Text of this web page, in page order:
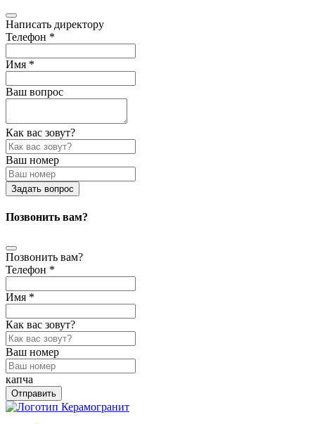
Написать директору
Телефон *
Имя *
Ваш вопрос
Как вас зовут?
Ваш номер
Задать вопрос
Позвонить вам?
Позвонить вам?
Телефон *
Имя *
Как вас зовут?
Ваш номер
капча
Отправить